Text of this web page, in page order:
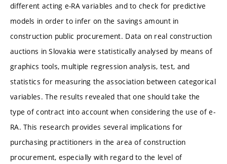
different acting e-RA variables and to check for predictive
models in order to infer on the savings amount in
construction public procurement. Data on real construction
auctions in Slovakia were statistically analysed by means of
graphics tools, multiple regression analysis, test, and
statistics for measuring the association between categorical
variables. The results revealed that one should take the
type of contract into account when considering the use of e-
RA. This research provides several implications for
purchasing practitioners in the area of construction
procurement, especially with regard to the level of